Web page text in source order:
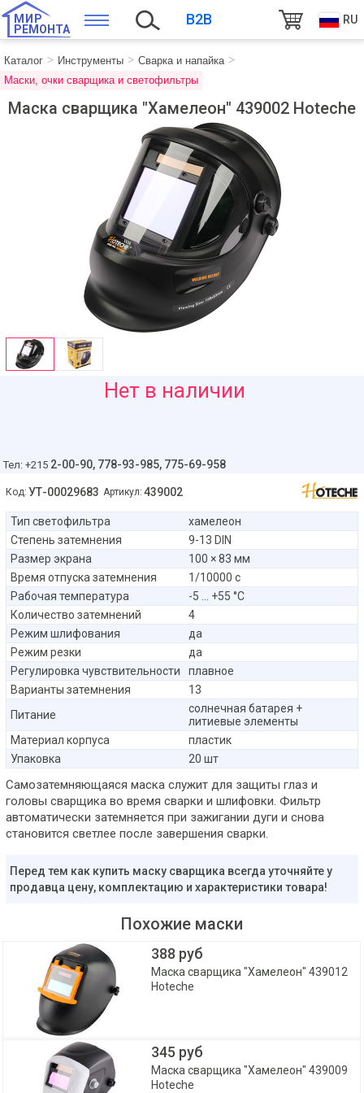
МИР
РЕМОНТА
B2B RU
Каталог Инструменты
Сварка и напайка
Маски, очки сварщика и светофильтры
Маска сварщика "Хамелеон" 439002 Hoteche
Нет в наличии
Тел: +215 2-00-90, 778-93-985, 775-69-958
Код: УТ-00029683 Артикул: 439002
Тип светофильтра
хамелеон
Степень затемнения
9-13 DIN
Размер экрана
100 × 83 мм
Время отпуска затемнения
1/10000 с
Рабочая температура
-5 ... +55 °C
Количество затемнений
4
Режим шлифования
да
Режим резки
да
Регулировка чувствительности
плавное
Варианты затемнения
13
Питание
солнечная батарея +
литиевые элементы
Материал корпуса
пластик
Упаковка
20 шт
Самозатемняющаяся маска служит для защиты глаз и
головы сварщика во время сварки и шлифовки. Фильтр
автоматически затемняется при зажигании дуги и снова
становится светлее после завершения сварки.
Перед тем как купить маску сварщика всегда уточняйте у
продавца цену, комплектацию и характеристики товара!
Похожие маски
388 руб
Маска сварщика "Хамелеон" 439012
Hoteche
345 руб
Маска сварщика "Хамелеон" 439009
Hoteche